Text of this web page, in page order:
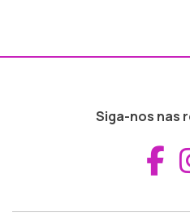
Siga-nos nas